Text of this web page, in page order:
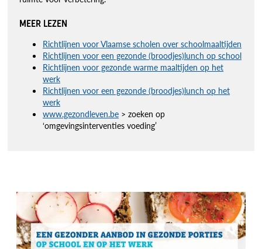
MEER LEZEN
Richtlijnen voor Vlaamse scholen over schoolmaaltijden
Richtlijnen voor een gezonde (broodjes)lunch op school
Richtlijnen voor gezonde warme maaltijden op het
werk
Richtlijnen voor een gezonde (broodjes)lunch op het
werk
www.gezondleven.be > zoeken op
‘omgevingsinterventies voeding’